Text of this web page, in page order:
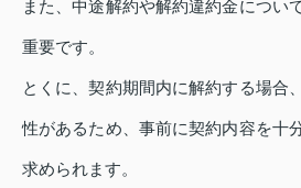
また、中途解約や解約違約金につい
重要です。
とくに、契約期間内に解約する場合
性があるため、事前に契約内容を十
求められます。